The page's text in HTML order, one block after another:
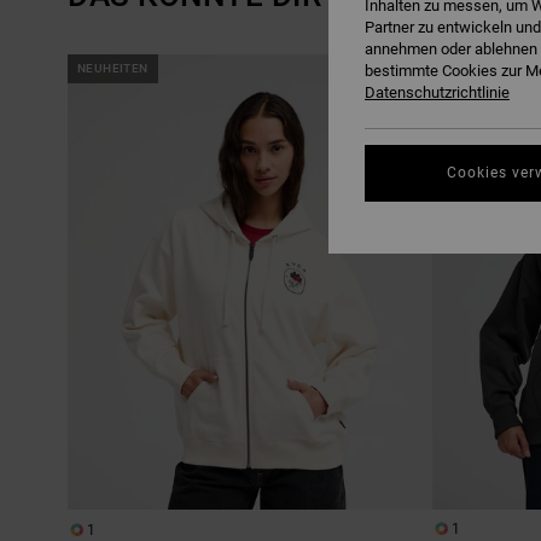
DIREKT
ZU
ÜBERSPRINGEN
UND
NEUHEITEN
1
NEUHEITEN
1
Inhalten zu messen, um
Partner zu entwickeln
annehmen oder
bestimmte Cookies zur
Datenschutzrichtlinie
Cookies